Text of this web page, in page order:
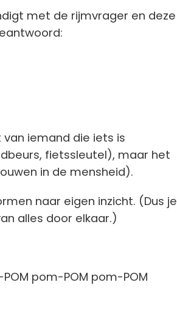
met de rijmvrager en deze
iemand die iets is
fietssleutel), maar het
in de mensheid).
naar eigen inzicht. (Dus je
alles door elkaar.)
pom-POM pom-POM